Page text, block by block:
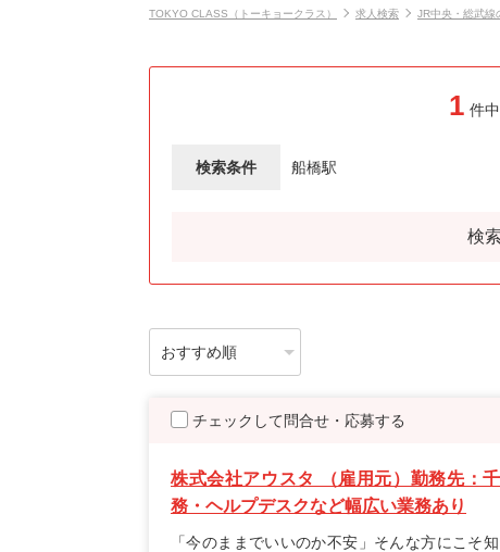
TOKYO CLASS（トーキョークラス） 求人検索 JR中央・総武線
1 件中
検索条件 船橋駅
検
チェックして問合せ・応募する
株式会社アウスタ （雇用元）勤務先：
務・ヘルプデスクなど幅広い業務あり
「今のままでいいのか不安」そんな方にこそ